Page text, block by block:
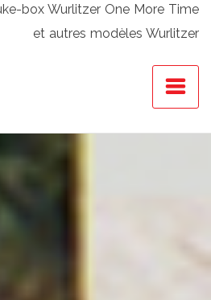
box Wurlitzer One More Time
et autres modèles Wurlitzer